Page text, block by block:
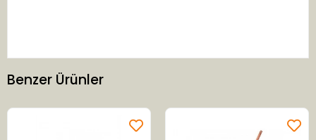
Benzer Ürünler